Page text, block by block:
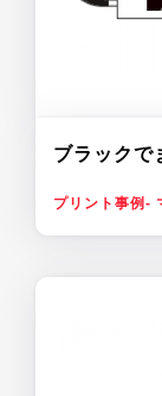
ブラックで
プリント事例-